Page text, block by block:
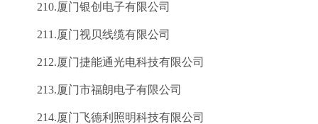
210.厦门银创电子有限公司
211.厦门视贝线缆有限公司
212.厦门捷能通光电科技有限公司
213.厦门市福朗电子有限公司
214.厦门飞德利照明科技有限公司